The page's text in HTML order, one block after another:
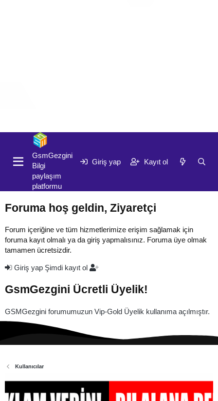
GsmGezgini
Bilgi
paylaşım
platformu
Giriş yap Kayıt ol
Foruma hoş geldin, Ziyaretçi
Forum içeriğine ve tüm hizmetlerimize erişim sağlamak için
foruma kayıt olmalı ya da giriş yapmalısınız. Foruma üye olmak
tamamen ücretsizdir.
Giriş yap Şimdi kayıt ol
GsmGezgini Ücretli Üyelik!
GSMGezgini forumumuzun Vip-Gold Üyelik kullanıma açılmıştır.
Kullanıcılar